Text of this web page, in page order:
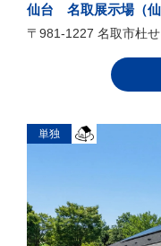
仙台 名取展示場（仙
〒981-1227 名取市杜
単独